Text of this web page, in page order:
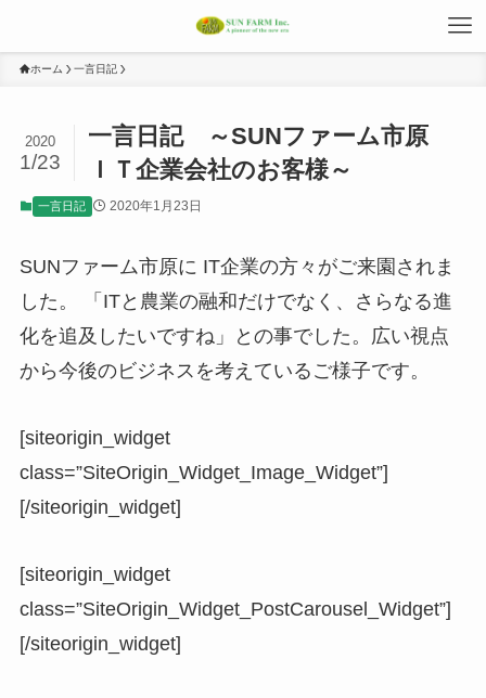
ホーム 一言日記
一言日記 ～SUNファーム市原
ＩＴ企業会社のお客様～
2020
1/23
一言日記 2020年1月23日
SUNファーム市原に IT企業の方々がご来園されま
した。 「ITと農業の融和だけでなく、さらなる進
化を追及したいですね」との事でした。広い視点
から今後のビジネスを考えているご様子です。
[siteorigin_widget
class=”SiteOrigin_Widget_Image_Widget”]
[/siteorigin_widget]
[siteorigin_widget
class=”SiteOrigin_Widget_PostCarousel_Widget”]
[/siteorigin_widget]